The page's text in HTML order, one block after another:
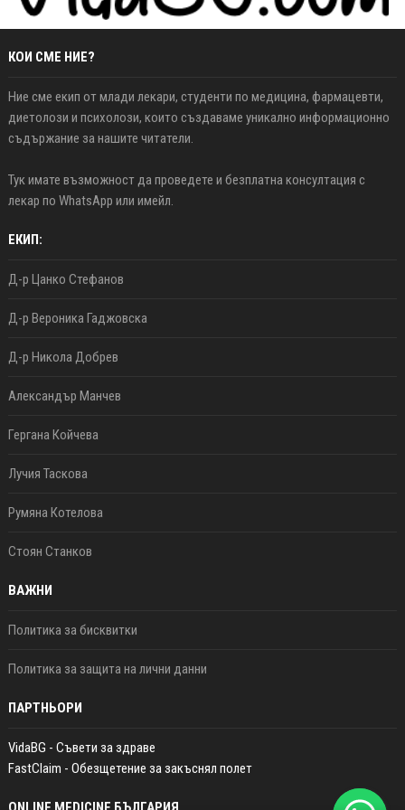
КОИ СМЕ НИЕ?
Ние сме екип от млади лекари, студенти по медицина, фармацевти,
диетолози и психолози, които създаваме уникално информационно
съдържание за нашите читатели.
Тук имате възможност да проведете и безплатна консултация с
лекар по WhatsApp или имейл.
ЕКИП:
Д-р Цанко Стефанов
Д-р Вероника Гаджовска
Д-р Никола Добрев
Александър Манчев
Гергана Койчева
Лучия Таскова
Румяна Котелова
Стоян Станков
ВАЖНИ
Политика за бисквитки
Политика за защита на лични данни
ПАРТНЬОРИ
VidaBG - Съвети за здраве
FastClaim - Обезщетение за закъснял полет